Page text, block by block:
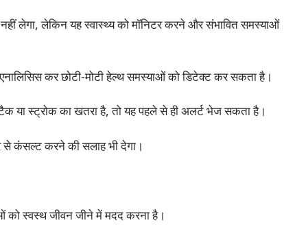
लेगा, लेकिन यह स्वास्थ्य को मॉनिटर करने और संभावित समस्याओं
कर छोटी-मोटी हेल्थ समस्याओं को डिटेक्ट कर सकता है।
या स्ट्रोक का खतरा है, तो यह पहले से ही अलर्ट भेज सकता है।
कंसल्ट करने की सलाह भी देगा।
को स्वस्थ जीवन जीने में मदद करना है।